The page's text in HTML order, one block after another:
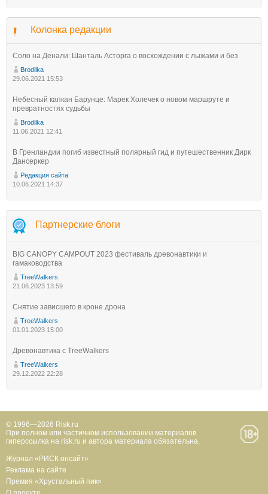
Колонка редакции
Соло на Денали: Шанталь Асторга о восхождении с лыжами и без
Brodilka
29.06.2021 15:53
Небесный капкан Барунце: Марек Холечек о новом маршруте и
превратностях судьбы
Brodilka
11.06.2021 12:41
В Гренландии погиб известный полярный гид и путешественник Дирк
Дансеркер
Редакция сайта
10.06.2021 14:37
Партнерские блоги
BIG CANOPY CAMPOUT 2023 фестиваль древонавтики и
гамаководства
TreeWalkers
21.06.2023 13:59
Снятие зависшего в кроне дрона
TreeWalkers
01.01.2023 15:00
Древонавтика с TreeWalkers
TreeWalkers
29.12.2022 22:28
© 1996—2026 Risk.ru
При полном или частичном использовании материалов
гиперссылка на risk.ru и автора материала обязательна.
Журнал «РИСК онсайт»
Реклама на сайте
Премия «Хрустальный пик»